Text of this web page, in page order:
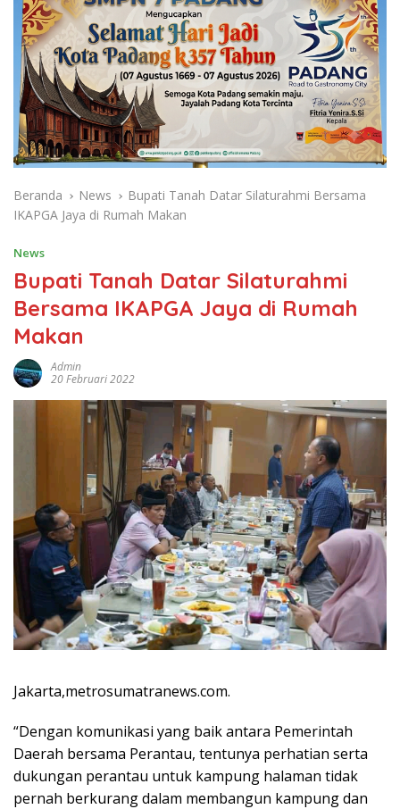
Beranda News
Bupati Tanah Datar Silaturahmi Bersama
IKAPGA Jaya di Rumah Makan
News
Bupati Tanah Datar Silaturahmi
Bersama IKAPGA Jaya di Rumah
Makan
Admin
20 Februari 2022
Jakarta,metrosumatranews.com.
“Dengan komunikasi yang baik antara Pemerintah
Daerah bersama Perantau, tentunya perhatian serta
dukungan perantau untuk kampung halaman tidak
pernah berkurang dalam membangun kampung dan